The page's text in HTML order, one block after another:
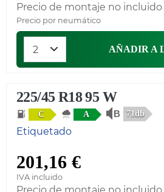
Precio de montaje no incluido
Precio por neumático
AÑADIR A
225/45 R18 95 W
C A 71db
Etiquetado
201,16 €
IVA incluido